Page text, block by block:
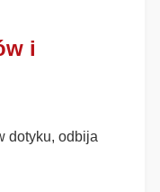
i
dotyku, odbija